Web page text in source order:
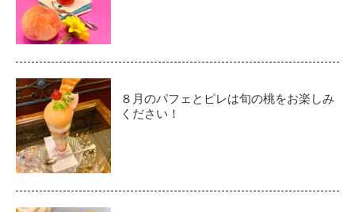
８月のパフェとピレは旬の桃をお楽しみ
ください！